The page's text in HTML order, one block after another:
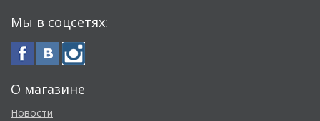
Мы в соцсетях:
О магазине
Новости